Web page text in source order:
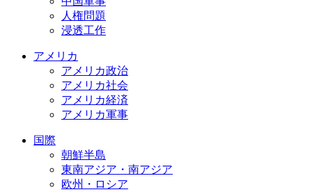
人権問題
浸透工作
アメリカ
アメリカ政治
アメリカ社会
アメリカ経済
アメリカ軍事
国際
朝鮮半島
東南アジア・南アジア
欧州・ロシア